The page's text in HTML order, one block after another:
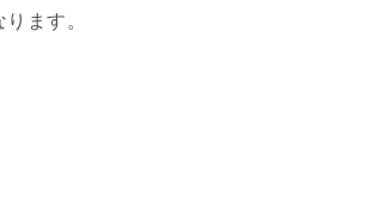
ます。